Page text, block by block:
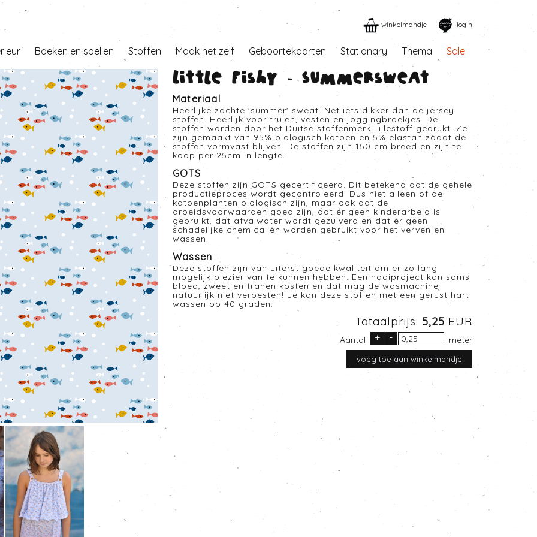
winkelmandje login
Boeken en spellen Stoffen Maak het zelf Geboortekaarten Stationary Thema Sale
Little Fishy - Summersweat
Materiaal
Heerlijke zachte 'summer' sweat. Net iets dikker dan de jersey
stoffen. Heerlijk voor truien, vesten en joggingbroekjes. De
stoffen worden door het Duitse stoffenmerk Lillestoff gedrukt. Ze
zijn gemaakt van 95% biologisch katoen en 5% elastan zodat de
stoffen vormvast blijven. De stoffen zijn 150 cm breed en zijn te
koop per 25cm in lengte.
GOTS
Deze stoffen zijn GOTS gecertificeerd. Dit betekend dat de gehele
productieproces wordt gecontroleerd. Dus niet alleen of de
katoenplanten biologisch zijn, maar ook dat de
arbeidsvoorwaarden goed zijn, dat er geen kinderarbeid is
gebruikt, dat afvalwater wordt gezuiverd en dat er geen
schadelijke chemicaliën worden gebruikt voor het verven en
wassen.
Wassen
Deze stoffen zijn van uiterst goede kwaliteit om er zo lang
mogelijk plezier van te kunnen hebben. Een naaiproject kan soms
bloed, zweet en tranen kosten en dat mag de wasmachine
natuurlijk niet verpesten! Je kan deze stoffen met een gerust hart
wassen op 40 graden.
Totaalprijs: 5,25 EUR
Aantal + - meter